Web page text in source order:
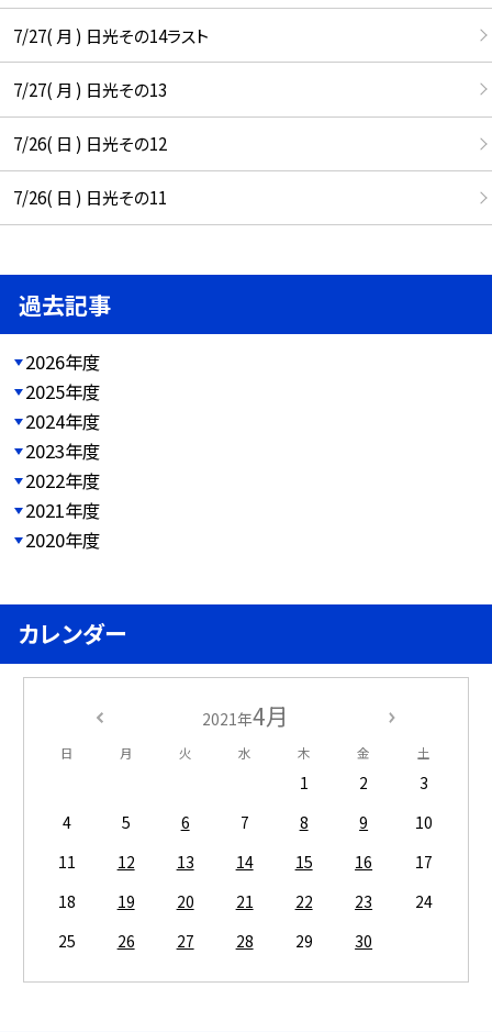
7/27( 月 ) 日光その14ラスト
7/27( 月 ) 日光その13
7/26( 日 ) 日光その12
7/26( 日 ) 日光その11
過去記事
2026年度
2025年度
2024年度
2023年度
2022年度
2021年度
2020年度
カレンダー
2021年4月
日 月 火 水 木 金 土
1 2
3
4
5 6 7 8 9
10
11
12 13 14 15 16
17
18
19 20 21 22 23
24
25
26 27 28 29 30